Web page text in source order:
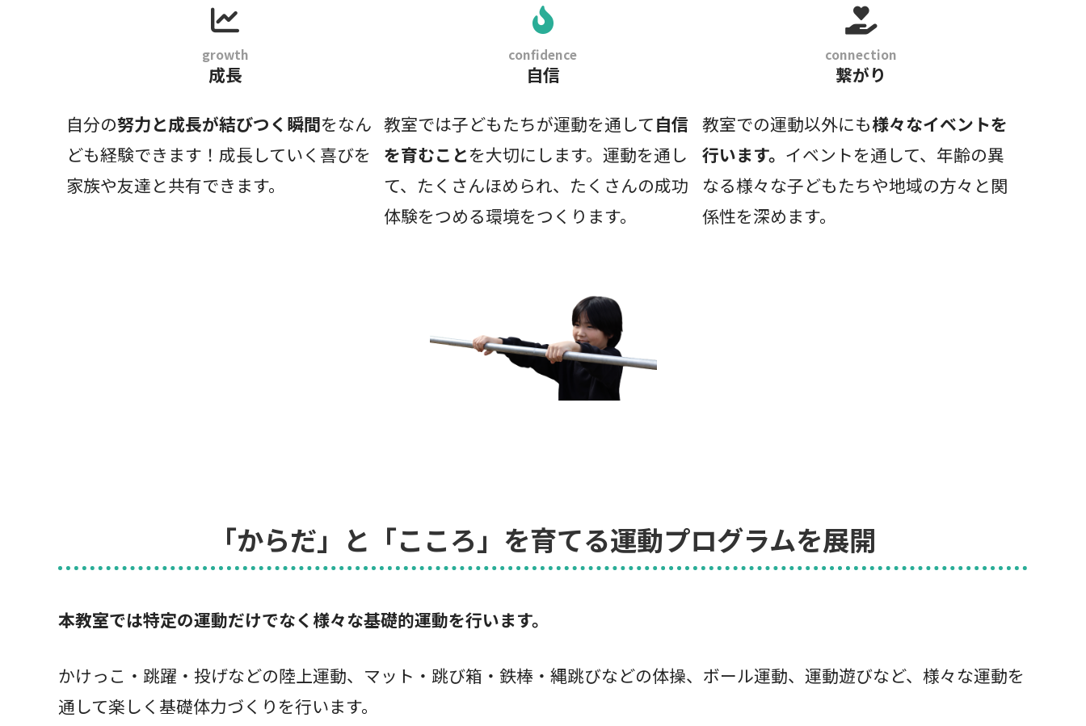
growth
成長
自分の努力と成長が結びつく瞬間をなん
ども経験できます！成長していく喜びを
家族や友達と共有できます。
confidence
自信
教室では子どもたちが運動を通して自信
を育むことを大切にします。運動を通し
て、たくさんほめられ、たくさんの成功
体験をつめる環境をつくります。
connection
繋がり
教室での運動以外にも様々なイベントを
行います。 イベントを通して、年齢の異
なる様々な子どもたちや地域の方々と関
係性を深めます。
「からだ」と「こころ」を育てる運動プログラムを展開
本教室では特定の運動だけでなく様々な基礎的運動を行います。
かけっこ・跳躍・投げなどの陸上運動、マット・跳び箱・鉄棒・縄跳びなどの体操、ボール運動、運動遊びなど、様々な運動を
通して楽しく基礎体力づくりを行います。